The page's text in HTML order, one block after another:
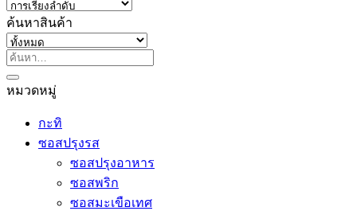
ค้นหาสินค้า
ค้นหา:
หมวดหมู่
กะทิ
ซอสปรุงรส
ซอสปรุงอาหาร
ซอสพริก
ซอสมะเขือเทศ